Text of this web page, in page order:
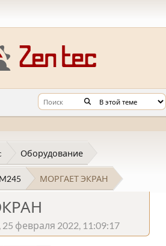
Оборудование
M245 МОРГАЕТ ЭКРАН
25 февраля 2022, 11:09:17